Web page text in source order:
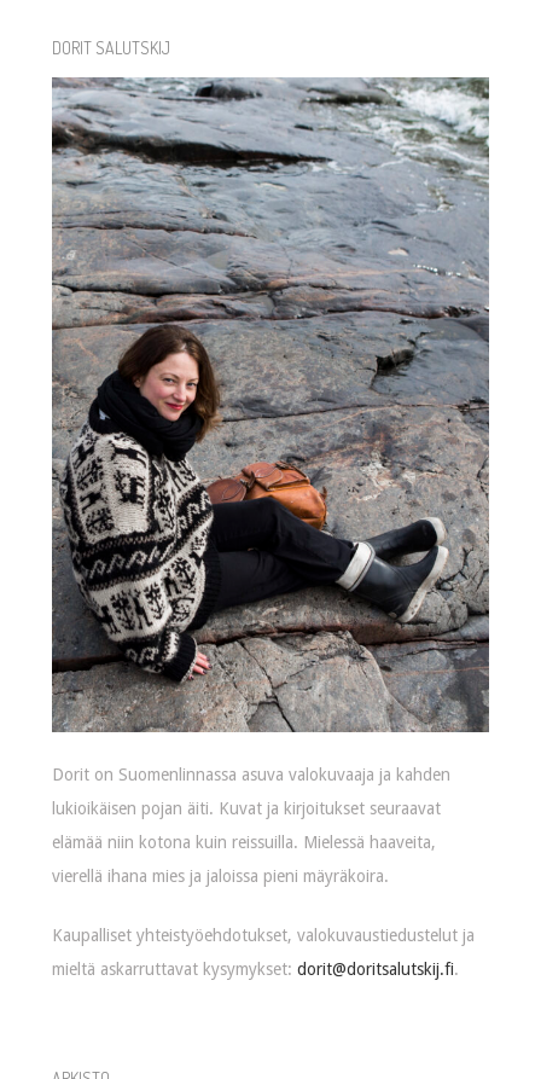
DORIT SALUTSKIJ
Dorit on Suomenlinnassa asuva valokuvaaja ja kahden
lukioikäisen pojan äiti. Kuvat ja kirjoitukset seuraavat
elämää niin kotona kuin reissuilla. Mielessä haaveita,
vierellä ihana mies ja jaloissa pieni mäyräkoira.
Kaupalliset yhteistyöehdotukset, valokuvaustiedustelut ja
mieltä askarruttavat kysymykset:dorit@doritsalutskij.fi.